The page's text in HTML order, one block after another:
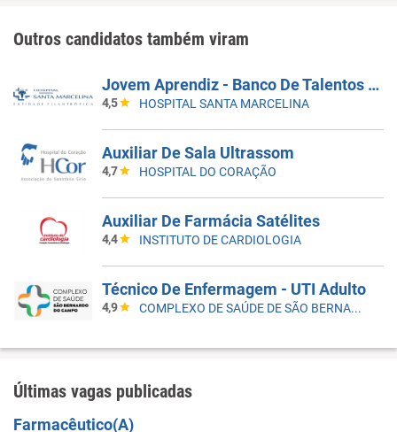
Outros candidatos também viram
Jovem Aprendiz - Banco De Talentos Do Programa De Aprendizagem Santa Marcelina Saúde 2026
4,5 HOSPITAL SANTA MARCELINA
Auxiliar De Sala Ultrassom
4,7 HOSPITAL DO CORAÇÃO
Auxiliar De Farmácia Satélites
4,4 INSTITUTO DE CARDIOLOGIA
Técnico De Enfermagem - UTI Adulto
4,9 COMPLEXO DE SAÚDE DE SÃO BERNARDO DO CAMPO
Últimas vagas publicadas
Farmacêutico(A)